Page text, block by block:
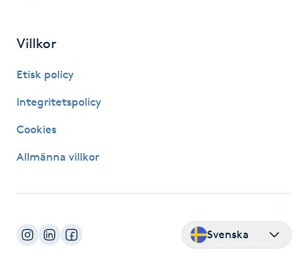
Hårvård
Hälsa
IPL
Villkor
Etisk policy
Integritetspolicy
Cookies
Allmänna villkor
Svenska